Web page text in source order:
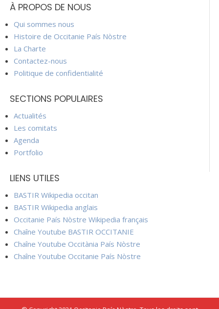
À PROPOS DE NOUS
Qui sommes nous
Histoire de Occitanie País Nòstre
La Charte
Contactez-nous
Politique de confidentialité
SECTIONS POPULAIRES
Actualités
Les comitats
Agenda
Portfolio
LIENS UTILES
BASTIR Wikipedia occitan
BASTIR Wikipedia anglais
Occitanie País Nòstre Wikipedia français
Chaîne Youtube BASTIR OCCITANIE
Chaîne Youtube Occitània País Nòstre
Chaîne Youtube Occitanie País Nòstre